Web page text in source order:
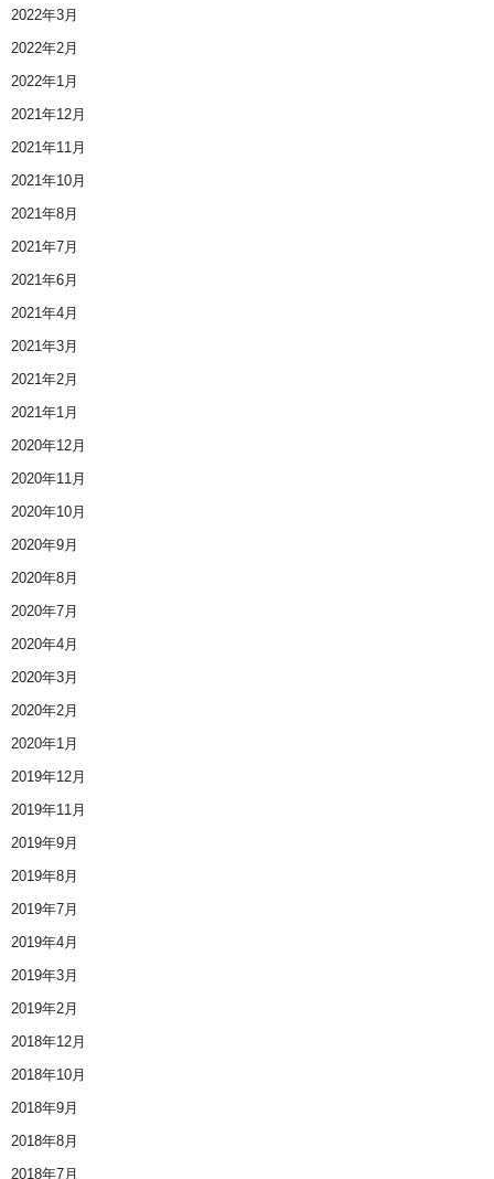
2022年3月
2022年2月
2022年1月
2021年12月
2021年11月
2021年10月
2021年8月
2021年7月
2021年6月
2021年4月
2021年3月
2021年2月
2021年1月
2020年12月
2020年11月
2020年10月
2020年9月
2020年8月
2020年7月
2020年4月
2020年3月
2020年2月
2020年1月
2019年12月
2019年11月
2019年9月
2019年8月
2019年7月
2019年4月
2019年3月
2019年2月
2018年12月
2018年10月
2018年9月
2018年8月
2018年7月